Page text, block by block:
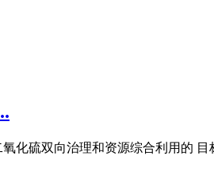
化硫双向治理和资源综合利用的